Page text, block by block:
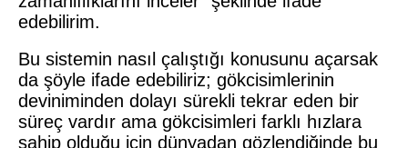
edebilirim.
Bu sistemin nasıl çalıştığı konusunu açarsak
da şöyle ifade edebiliriz; gökcisimlerinin
deviniminden dolayı sürekli tekrar eden bir
süreç vardır ama gökcisimleri farklı hızlara
sahip olduğu için dünyadan gözlendiğinde bu